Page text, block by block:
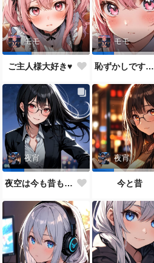
モモ
ご主人様大好き♥
モモ
夜宵
夜空は今も昔も変わらないね♥
夜宵
今と昔